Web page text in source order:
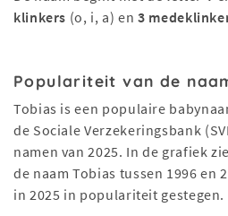
klinkers (o, i, a) en3
Populariteit van de
Tobias is een populaire
de Sociale Verzekeringsbank
namen van 2025. In de grafiek
de naam Tobias tussen 1996 en
in 2025 in populariteit gestegen.